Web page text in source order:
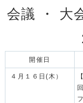
会議 ・ 大
開催日
４月１６日(木）